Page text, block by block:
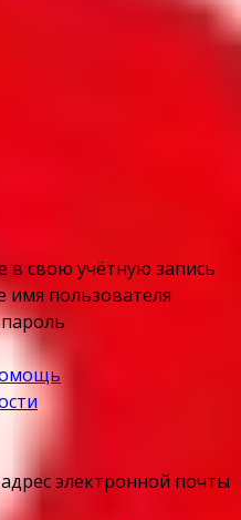
свою учётную запись
имя пользователя
электронной почты